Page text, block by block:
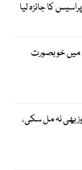
کا جائزہ لیا
میں خوبصورت
بھی نہ مل سکی،